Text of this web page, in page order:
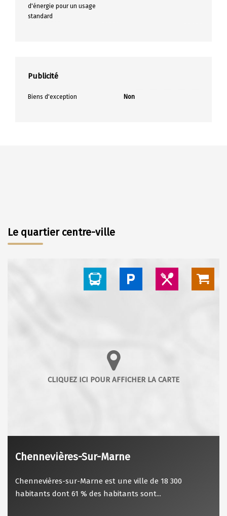
d'énergie pour un usage
standard
Publicité
Biens d'exception Non
Le quartier centre-ville
Chennevières-Sur-Marne
Chennevières-sur-Marne est une ville de 18 300
habitants dont 61 % des habitants sont...